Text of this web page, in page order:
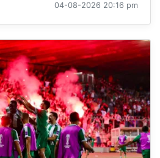
04-08-2026 20:16 pm